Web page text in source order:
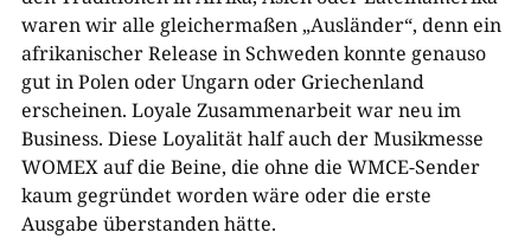
waren wir alle gleichermaßen „Ausländer“, denn ein
afrikanischer Release in Schweden konnte genauso
gut in Polen oder Ungarn oder Griechenland
erscheinen. Loyale Zusammenarbeit war neu im
Business. Diese Loyalität half auch der Musikmesse
WOMEX auf die Beine, die ohne die WMCE-Sender
kaum gegründet worden wäre oder die erste
Ausgabe überstanden hätte.